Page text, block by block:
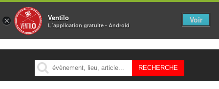
MENU
× Ventilo
L´application gratuite - Android
Voir